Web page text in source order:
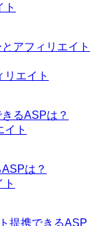
ト
アフィリエイト
リエイト
るASPは？
イト
は？
提携できるASP